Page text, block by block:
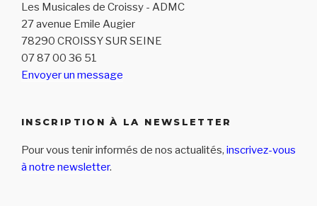
Les Musicales de Croissy - ADMC
27 avenue Emile Augier
78290 CROISSY SUR SEINE
07 87 00 36 51
Envoyer un message
INSCRIPTION À LA NEWSLETTER
Pour vous tenir informés de nos actualités, inscrivez-vous
à notre newsletter.